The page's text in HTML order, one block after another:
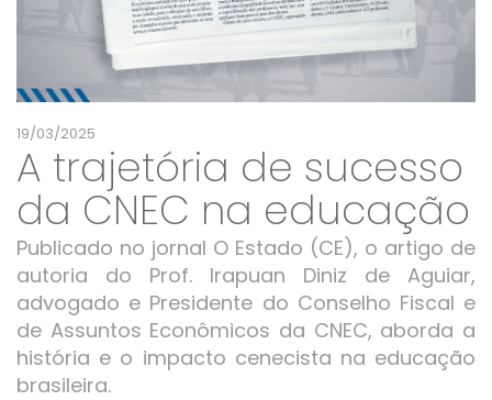
19/03/2025
A trajetória de sucesso
da CNEC na educação
Publicado no jornal O Estado (CE), o artigo de
autoria do Prof. Irapuan Diniz de Aguiar,
advogado e Presidente do Conselho Fiscal e
de Assuntos Econômicos da CNEC, aborda a
história e o impacto cenecista na educação
brasileira.